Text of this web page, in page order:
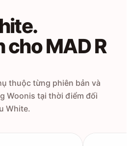
cho MAD R
thuộc từng phiên bản và
Woonis tại thời điểm đối
White.